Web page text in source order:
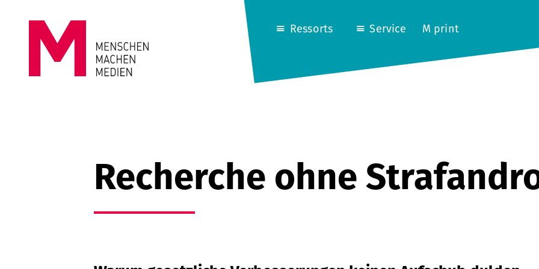
MEDIEN
Ressorts Service M print
Recherche ohne